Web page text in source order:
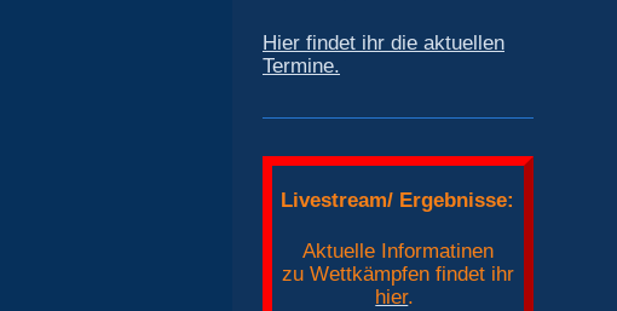
Hier findet ihr die aktuellen
Termine.
Livestream/ Ergebnisse:
Aktuelle Informatinen
zu Wettkämpfen findet ihr
hier.